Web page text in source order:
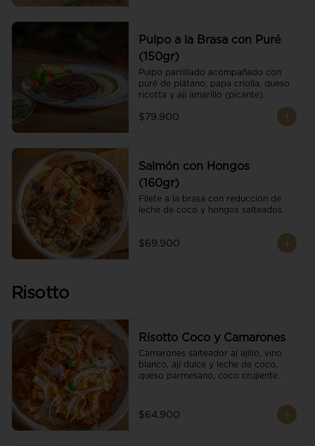
Pulpo a la Brasa con Puré
(150gr)
Pulpo parrillado acompañado con
puré de plátano, papa criolla, queso
ricotta y ají amarillo (picante).
$79.900
Salmón con Hongos
(160gr)
Filete a la brasa con reducción de
leche de coco y hongos salteados.
$69.900
Risotto
Risotto Coco y Camarones
Camarones salteador al ajillo, vino
blanco, ají dulce y leche de coco,
queso parmesano, coco crujiente.
$64.900